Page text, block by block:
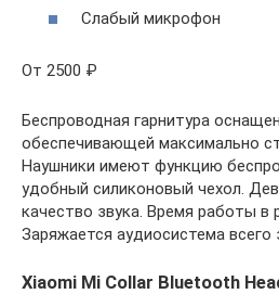
Слабый микрофон
От 2500 ₽
Беспроводная гарнитура
обеспечивающей максимально
Наушники имеют функцию
удобный силиконовый чехол.
качество звука. Время работы в
Заряжается аудиосистема всего
Xiaomi Mi Collar Bluetooth